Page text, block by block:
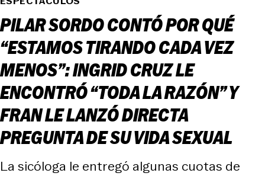
PILAR SORDO CONTÓ POR QUÉ
“ESTAMOS TIRANDO CADA VEZ
MENOS”: INGRID CRUZ LE
ENCONTRÓ “TODA LA RAZÓN” Y
FRAN LE LANZÓ DIRECTA
PREGUNTA DE SU VIDA SEXUAL
La sicóloga le entregó algunas cuotas de